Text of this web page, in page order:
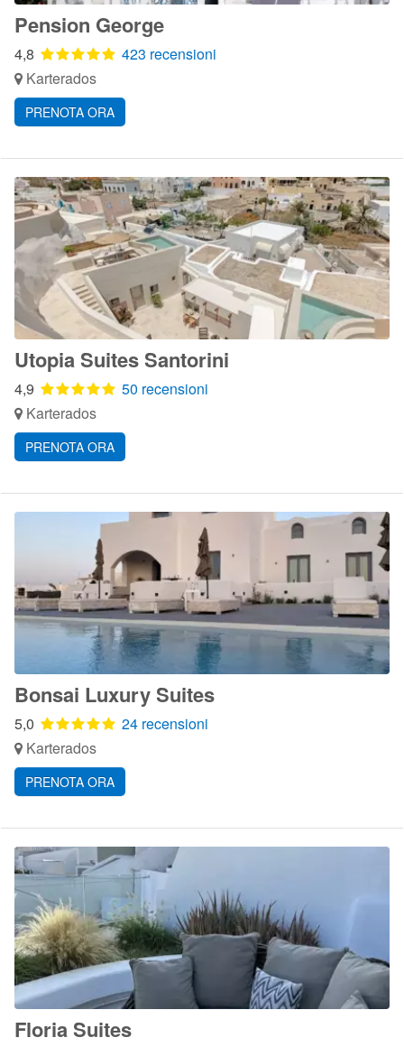
Pension George
4,8
423 recensioni
Karterados
PRENOTA ORA
Utopia Suites Santorini
4,9
50 recensioni
Karterados
PRENOTA ORA
Bonsai Luxury Suites
5,0
24 recensioni
Karterados
PRENOTA ORA
Floria Suites